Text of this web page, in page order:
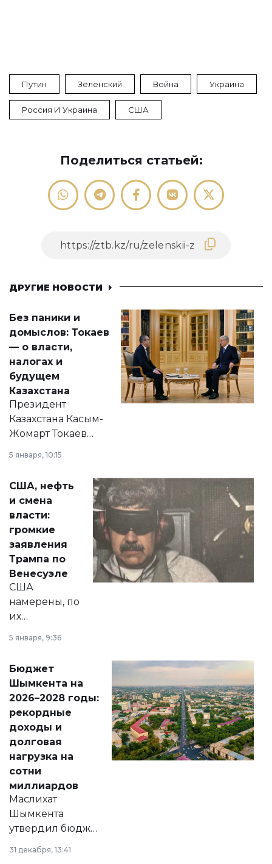
Путин Зеленский Война Украина
Россия И Украина США
Поделиться статьей:
ДРУГИЕ НОВОСТИ
Без паники и
домыслов: Токаев
— о власти,
налогах и
будущем
Казахстана
Президент
Казахстана Касым-
Жомарт Токаев
сразу несколько
актуальных тем —
от слухов о
политических
реформах до
вопросов армии,
экономики и
личного здоровья.
5 января, 10:15
США, нефть
и смена
власти:
громкие
заявления
Трампа по
Венесуэле
США
намерены, по
их
принести
народу
Венесуэлы.
5 января, 9:36
Бюджет
Шымкента на
2026–2028 годы:
рекордные
доходы и
долговая
нагрузка на
сотни
миллиардов
Маслихат
Шымкента
утвердил бюджет
города на 2026–
2028 годы.
31 декабря, 13:41